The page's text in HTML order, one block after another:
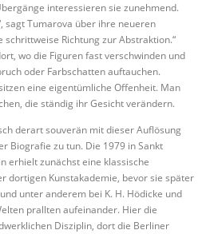
interessieren sie zunehmend.
sagt Tumarova über ihre neueren
Richtung zur Abstraktion.“
wo die Figuren fast verschwinden und
oder Farbschatten auftauchen.
eine eigentümliche Offenheit. Man
die ständig ihr Gesicht verändern.
derart souverän mit dieser Auflösung
Biografie zu tun. Die 1979 in Sankt
erhielt zunächst eine klassische
dortigen Kunstakademie, bevor sie später
unter anderem bei K. H. Hödicke und
prallten aufeinander. Hier die
Disziplin, dort die Berliner